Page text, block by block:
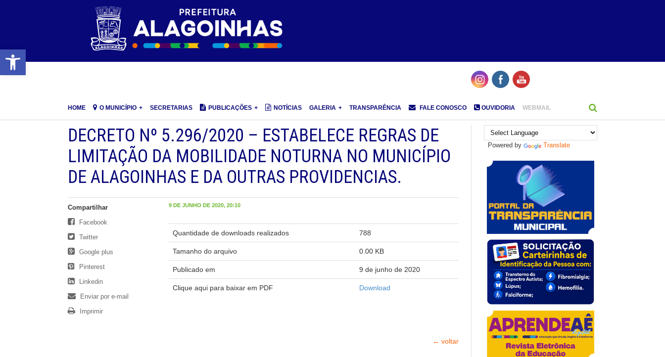
Barra de Ferramentas Aberta
HOME O MUNICÍPIO SECRETARIAS PUBLICAÇÕES NOTÍCIAS GALERIA TRANSPARÊNCIA FALE CONOSCO OUVIDORIA WEBMAIL
DECRETO Nº 5.296/2020 – ESTABELECE REGRAS DE
LIMITAÇÃO DA MOBILIDADE NOTURNA NO MUNICÍPIO
DE ALAGOINHAS E DA OUTRAS PROVIDENCIAS.
9 DE JUNHO DE 2020, 20:10
Quantidade de downloads realizados 788
Tamanho do arquivo 0.00 KB
Publicado em 9 de junho de 2020
Clique aqui para baixar em PDF Download
← voltar
Compartilhar
Facebook
Twitter
Google plus
Pinterest
Linkedin
Enviar por e-mail
Imprimir
Powered by Translate